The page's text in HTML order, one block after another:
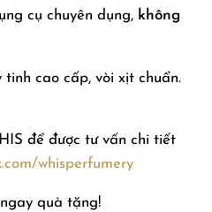
cụ chuyên dụng, không
cao cấp, vòi xịt chuẩn.
để được tư vấn chi tiết
whisperfumery
quà tặng!